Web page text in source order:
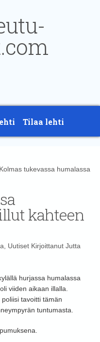
Tilaa lehti
tukevassa humalassa
kahteen
UutisetKirjoittanut Jutta
hurjassa humalassa
viiden aikaan illalla.
tavoitti tämän
tuntumasta.